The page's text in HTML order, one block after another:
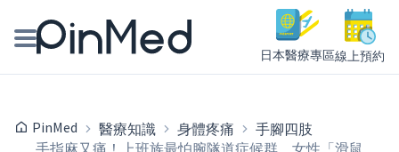
日本醫療專區線上預約
醫師專欄專訪
PinMed 醫療知識 身體疼痛
手腳四肢
手指麻又痛！上班族最怕腕隧道症候群 女性「滑鼠